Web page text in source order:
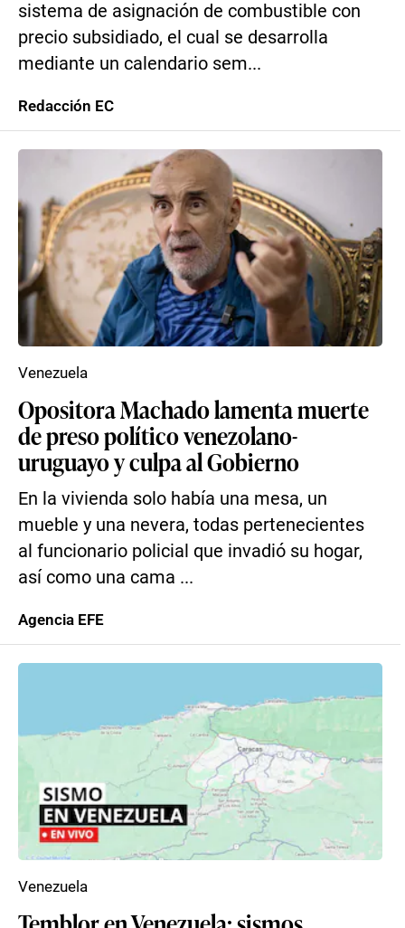
sistema de asignación de combustible con
precio subsidiado, el cual se desarrolla
mediante un calendario sem...
Redacción EC
Opositora Machado lamenta muerte
de preso político venezolano-
uruguayo y culpa al Gobierno
En la vivienda solo había una mesa, un
mueble y una nevera, todas pertenecientes
al funcionario policial que invadió su hogar,
así como una cama ...
Venezuela
Agencia EFE
Venezuela